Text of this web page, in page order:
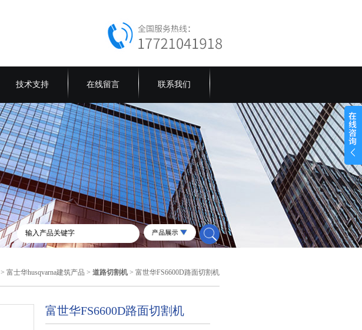
技术支持 在线留言 联系我们
>富士华husqvarna建筑产品 >道路切割机 > 富世华FS6600D路面切割机
富世华FS6600D路面切割机